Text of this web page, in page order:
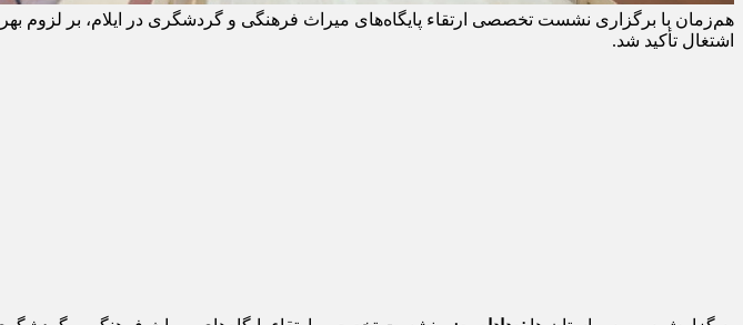
هم‌زمان با برگزاری نشست تخصصی ارتقاء پایگاه‌های میراث فرهنگی و گردشگری در ایلام، بر لزوم
اشتغال تأکید شد.